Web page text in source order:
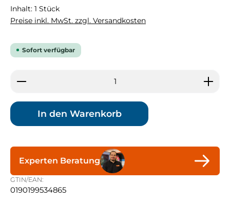
Inhalt: 1 Stück
Preise inkl. MwSt. zzgl. Versandkosten
Sofort verfügbar
Produkt Anzahl: Gib den gewünschten Wert
In den Warenkorb
Experten Beratung
GTIN/EAN:
0190199534865